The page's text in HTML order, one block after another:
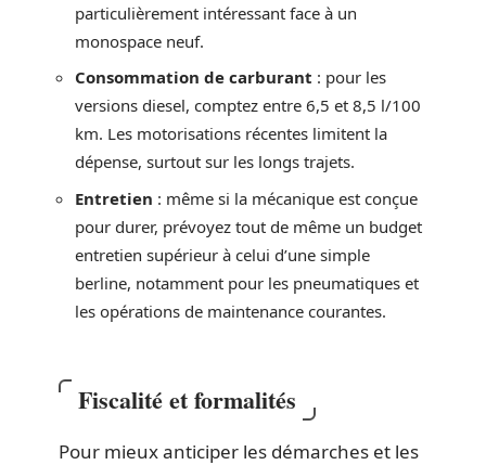
particulièrement intéressant face à un
monospace neuf.
Consommation de carburant : pour les
versions diesel, comptez entre 6,5 et 8,5 l/100
km. Les motorisations récentes limitent la
dépense, surtout sur les longs trajets.
Entretien : même si la mécanique est conçue
pour durer, prévoyez tout de même un budget
entretien supérieur à celui d’une simple
berline, notamment pour les pneumatiques et
les opérations de maintenance courantes.
Fiscalité et formalités
Pour mieux anticiper les démarches et les